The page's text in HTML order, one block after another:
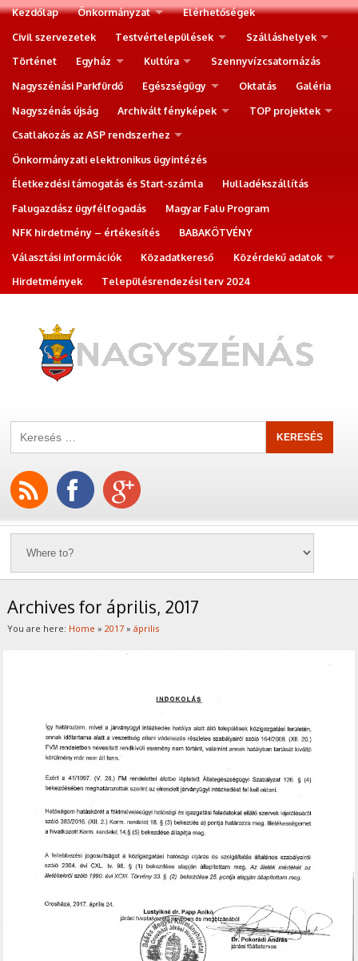
Kezdőlap Önkormányzat
Elérhetőségek
Civil szervezetek
Testvértelepülések
Szálláshelyek
Történet
Egyház Kultúra
Szennyvízcsatornázás
Nagyszénási Parkfürdő
Egészségügy Oktatás
Galéria
Nagyszénás újság
Archivált fényképek
TOP projektek
Csatlakozás az ASP rendszerhez
Önkormányzati elektronikus ügyintézés
Életkezdési támogatás és Start-számla
Hulladékszállítás
Falugazdász ügyfélfogadás
Magyar Falu Program
NFK hirdetmény – értékesítés
BABAKÖTVÉNY
Választási információk
Közadatkereső
Közérdekű adatok
Hirdetmények
Településrendezési terv 2024
Archives for április, 2017
You are here: Home » 2017» április